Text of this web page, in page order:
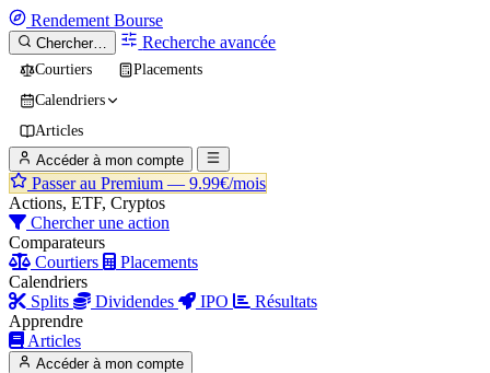
Rendement Bourse
Chercher… Recherche avancée
Courtiers
Placements
Calendriers
Articles
Accéder à mon compte
Passer au Premium — 9.99€/mois
Actions, ETF, Cryptos
Chercher une action
Comparateurs
Courtiers
Placements
Calendriers
Splits
Dividendes IPO
Résultats
Apprendre
Articles
Accéder à mon compte